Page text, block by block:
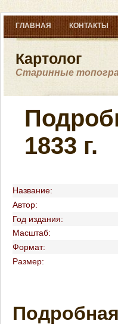
ГЛАВНАЯ КОНТАКТЫ
Картолог
Старинные
1833 г.
Название:
Автор:
Год издания:
Масштаб:
Формат:
Размер: